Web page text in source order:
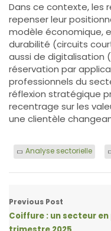
Dans ce contexte, les
repenser leur
modèle économique,
durabilité (circuits
aussi de digitalisation
réservation par
professionnels du
réflexion stratégique
recentrage sur les
une clientèle
Analyse sectorielle
Previous Post
Coiffure : un secteur